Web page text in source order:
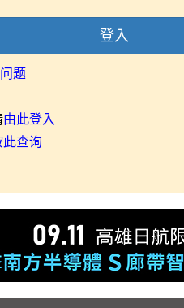
登入
题
由此登入
此查询